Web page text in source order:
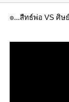
๏...สืทธ์พ่อ VS ศิษ